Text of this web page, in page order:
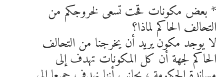
* بعض مكونات قحت تسعى لخروجكم من
التحالف الحاكم لماذا؟
لا يوجد مكون يريد أن يخرجنا من التحالف
الحاكم لجهة أن كل المكونات تهدف إلى